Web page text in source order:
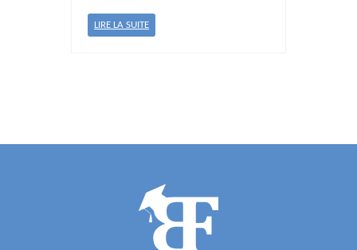
LIRE LA SUITE